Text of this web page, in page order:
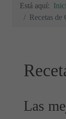
Está aquí:
Recetas de
Las